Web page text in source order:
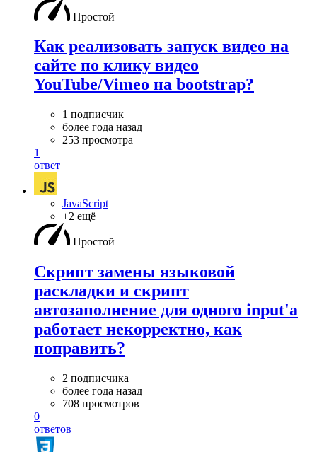
Простой
Как реализовать запуск видео на
сайте по клику видео
YouTube/Vimeo на bootstrap?
1 подписчик
более года назад
253 просмотра
1
ответ
JavaScript
+2 ещё
Простой
Скрипт замены языковой
раскладки и скрипт
автозаполнение для одного input'а
работает некорректно, как
поправить?
2 подписчика
более года назад
708 просмотров
0
ответов